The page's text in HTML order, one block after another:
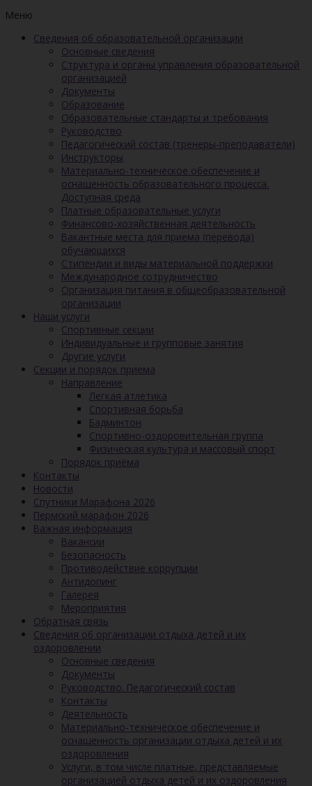
Меню
Сведения об образовательной организации
Основные сведения
Структура и органы управления образовательной
организацией
Документы
Образование
Образовательные стандарты и требования
Руководство
Педагогический состав (тренеры-преподаватели)
Инструкторы
Материально-техническое обеспечение и
оснащенность образовательного процесса.
Доступная среда
Платные образовательные услуги
Финансово-хозяйственная деятельность
Вакантные места для приема (перевода)
обучающихся
Стипендии и виды материальной поддержки
Международное сотрудничество
Организация питания в общеобразовательной
организации
Наши услуги
Спортивные секции
Индивидуальные и групповые занятия
Другие услуги
Секции и порядок приема
Направление
Легкая атлетика
Спортивная борьба
Бадминтон
Спортивно-оздоровительная группа
Физическая культура и массовый спорт
Порядок приёма
Контакты
Новости
Спутники Марафона 2026
Пермский марафон 2026
Важная информация
Вакансии
Безопасность
Противодействие коррупции
Антидопинг
Галерея
Мероприятия
Обратная связь
Сведения об организации отдыха детей и их
оздоровлении
Основные сведения
Документы
Руководство. Педагогический состав
Контакты
Деятельность
Материально-техническое обеспечение и
оснащенность организации отдыха детей и их
оздоровления
Услуги, в том числе платные, представляемые
организацией отдыха детей и их оздоровления